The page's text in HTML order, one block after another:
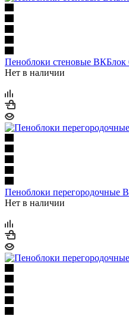
Пеноблоки стеновые ВКБлок
Нет в наличии
Пеноблоки перегородочные
Нет в наличии